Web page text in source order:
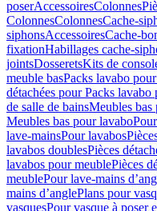
poserAccessoiresColonnes
ColonnesColonnesCache-
siphonsAccessoiresCache-
fixationHabillages cache-
jointsDosseretsKits de
meuble basPacks lavabo
détachées pour Packs
de salle de bainsMeubles bas
Meubles bas pour lavabo
lave-mainsPour lavabos
lavabos doublesPièces
lavabos pour meublePièces
meublePour lave-mains
mains d’anglePlans pour
vasquesPour vasque à poser